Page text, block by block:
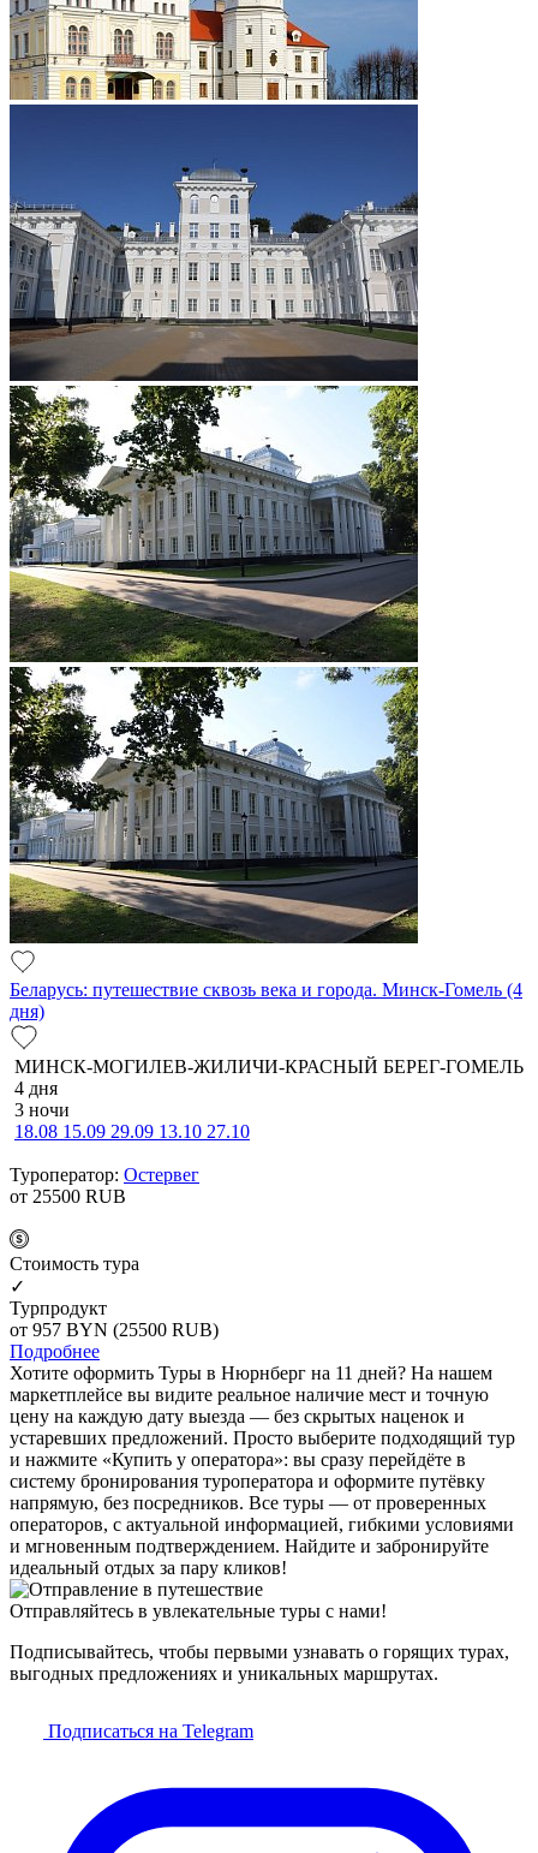
Беларусь: путешествие сквозь века и города. Минск-Гомель (4
дня)
МИНСК-МОГИЛЕВ-ЖИЛИЧИ-КРАСНЫЙ БЕРЕГ-ГОМЕЛЬ
4 дня
3 ночи
18.08 15.09 29.09 13.10 27.10
Туроператор: Остервег
от 25500 RUB
Cтоимость тура
✓
Турпродукт
от 957 BYN (25500 RUB)
Подробнее
Хотите оформить Туры в Нюрнберг на 11 дней? На нашем
маркетплейсе вы видите реальное наличие мест и точную
цену на каждую дату выезда — без скрытых наценок и
устаревших предложений. Просто выберите подходящий тур
и нажмите «Купить у оператора»: вы сразу перейдёте в
систему бронирования туроператора и оформите путёвку
напрямую, без посредников. Все туры — от проверенных
операторов, с актуальной информацией, гибкими условиями
и мгновенным подтверждением. Найдите и забронируйте
идеальный отдых за пару кликов!
Отправляйтесь в увлекательные туры с нами!
Подписывайтесь, чтобы первыми узнавать о горящих турах,
выгодных предложениях и уникальных маршрутах.
Подписаться на Telegram